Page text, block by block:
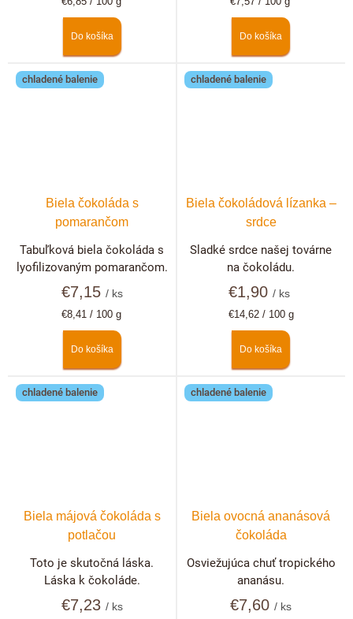
Do košíka Do košíka
chladené balenie
Biela čokoláda s
pomarančom
€7,15 / ks
Jednotková
€8,41 / 100 g
Do košíka
Tabuľková biela čokoláda s
lyofilizovaným pomarančom.
chladené balenie
Biela čokoládová lízanka –
srdce
€1,90 / ks
Jednotková
€14,62 / 100 g
Do košíka
Sladké srdce našej továrne
na čokoládu.
chladené balenie
Biela májová čokoláda s
potlačou
€7,23 / ks
Toto je skutočná láska.
Láska k čokoláde.
chladené balenie
Biela ovocná ananásová
čokoláda
€7,60/ ks
Osviežujúca chuť tropického
ananásu.